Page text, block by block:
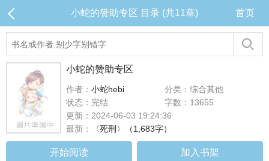
小蛇的赞助专区 目录 (共11章) 首页
小蛇的赞助专区
作者： 小蛇hebi
分类：综合其他
状态：完结
字数：13655
更新：2024-06-03 19:24:36
最新：
〈死刑〉（1,683字）
开始阅读 加入书架